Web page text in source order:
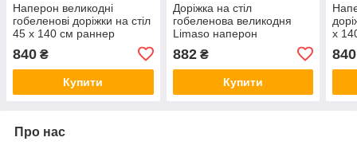
Наперон великодні
гобеленові доріжки на стіл
45 х 140 см раннер
840 ₴
Купити
Доріжка на стіл
гобеленова великодня
Limaso наперон
гобеленовий на стіл 45 х
140 см раннер
RUNNER1184-45
882₴
Купити
х
840
Про нас